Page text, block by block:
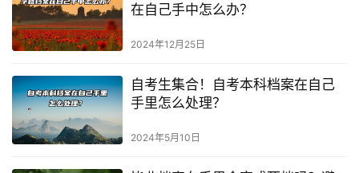
在自己手中怎么办？
2024年12月25日
自考生集合！自考本科档案在自己
手里怎么处理？
2024年5月10日